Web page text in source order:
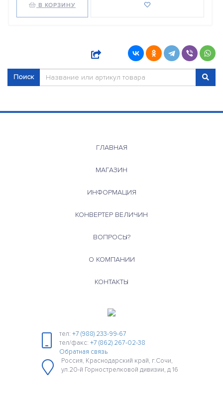
В КОРЗИНУ
Поиск
ГЛАВНАЯ
МАГАЗИН
ИНФОРМАЦИЯ
КОНВЕРТЕР ВЕЛИЧИН
ВОПРОСЫ?
О КОМПАНИИ
КОНТАКТЫ
тел: +7 (988) 233-99-67
тел/факс: +7 (862) 267-02-38
Обратная связь
Россия, Краснодарский край, г.Сочи,
ул.20-й Горнострелковой дивизии, д 16